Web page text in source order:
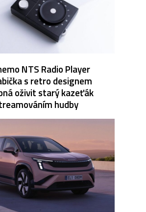
NTS Radio Player
s retro designem
oživit starý kazeťák
hudby